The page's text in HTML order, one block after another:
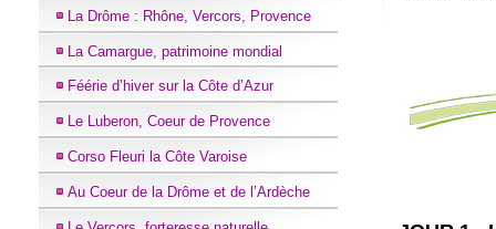
La Drôme : Rhône, Vercors, Provence
La Camargue, patrimoine mondial
Féérie d’hiver sur la Côte d’Azur
Le Luberon, Coeur de Provence
Corso Fleuri la Côte Varoise
Au Coeur de la Drôme et de l’Ardèche